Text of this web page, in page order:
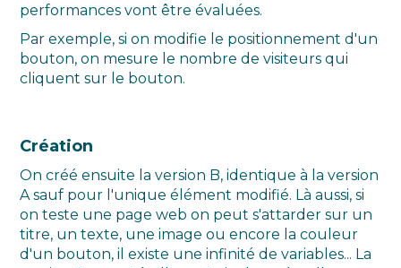
performances vont être évaluées.
Par exemple, si on modifie le positionnement d'un
bouton, on mesure le nombre de visiteurs qui
cliquent sur le bouton.
Création
On créé ensuite la version B, identique à la version
A sauf pour l'unique élément modifié. Là aussi, si
on teste une page web on peut s'attarder sur un
titre, un texte, une image ou encore la couleur
d'un bouton, il existe une infinité de variables... La